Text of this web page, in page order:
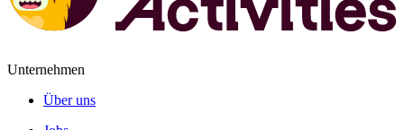
Unternehmen
Über uns